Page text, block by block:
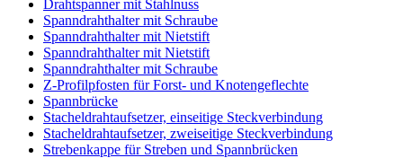
Drahtspanner mit Stahlnuss
Spanndrahthalter mit Schraube
Spanndrahthalter mit Nietstift
Spanndrahthalter mit Nietstift
Spanndrahthalter mit Schraube
Z-Profilpfosten für Forst- und Knotengeflechte
Spannbrücke
Stacheldrahtaufsetzer, einseitige Steckverbindung
Stacheldrahtaufsetzer, zweiseitige Steckverbindung
Strebenkappe für Streben und Spannbrücken